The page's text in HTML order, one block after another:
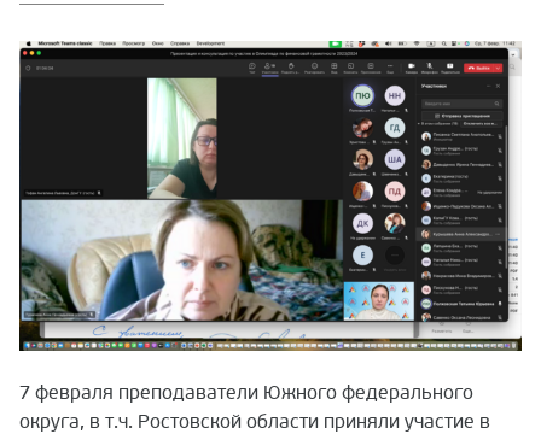
7 февраля преподаватели Южного федерального
округа, в т.ч. Ростовской области приняли участие в